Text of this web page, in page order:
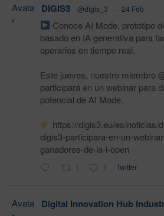
Avata
r
DIGIS3 @digis_3 · 24 Feb
Conoce AI Mode, prototipo
basado en IA generativa para
operarios en tiempo real.
Este jueves, nuestro miembro
participará en un webinar para
potencial de AI Mode.
https://digis3.eu/es/noticias/
digis3-participara-en-un-
ganadores-de-la-i-open
1 1 Twitter
Avata
Digital Innovation Hub